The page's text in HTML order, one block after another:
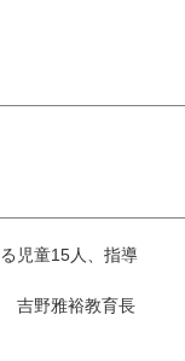
児童15人、指導
吉野雅裕教育長